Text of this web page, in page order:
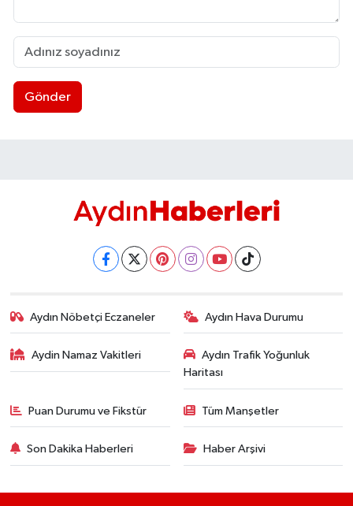
Gönder
Aydın Nöbetçi Eczaneler Aydın Hava Durumu
Aydin Namaz Vakitleri
Aydın Trafik Yoğunluk
Haritası
Puan Durumu ve Fikstür Tüm Manşetler
Son Dakika Haberleri Haber Arşivi